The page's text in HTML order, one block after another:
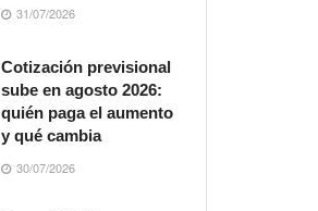
31/07/2026
Cotización previsional
sube en agosto 2026:
quién paga el aumento
y qué cambia
30/07/2026